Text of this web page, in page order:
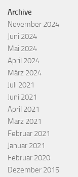
Archive
November 2024
Juni 2024
Mai 2024
April 2024
März 2024
Juli 2021
Juni 2021
April 2021
März 2021
Februar 2021
Januar 2021
Februar 2020
Dezember 2015